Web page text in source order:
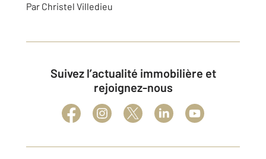
Par Christel Villedieu
Suivez l’actualité immobilière et
rejoignez-nous